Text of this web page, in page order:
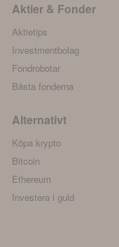
Aktier & Fonder
Aktietips
Investmentbolag
Fondrobotar
Bästa fonderna
Alternativt
Köpa krypto
Bitcoin
Ethereum
Investera i guld